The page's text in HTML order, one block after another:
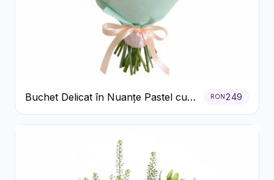
Buchet Delicat în Nuanțe Pastel cu
Trandafiri și Crizanteme Roz
RON 249